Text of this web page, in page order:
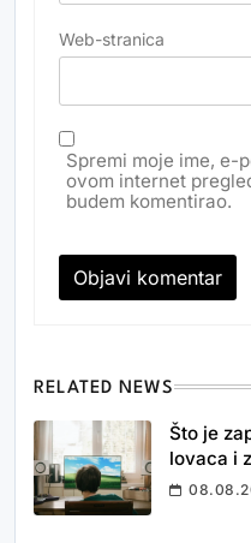
Web-stranica
Spremi moje ime, e-
ovom internet
budem komentirao.
RELATED NEWS
Što je
lovaca i